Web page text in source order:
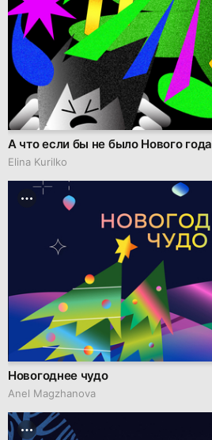
А что если бы не было Нового года
Elina Kurilko
Новогоднее чудо
Anel Magzhanova